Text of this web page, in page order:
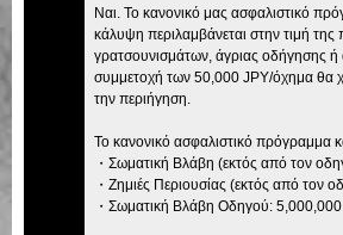
Ναι. Το κανονικό μας ασφαλιστικό
κάλυψη περιλαμβάνεται στην τιμή της
γρατσουνισμάτων, άγριας οδήγησης
συμμετοχή των 50,000 JPY/όχημα θα
την περιήγηση.
Το κανονικό ασφαλιστικό πρόγραμμα
・Σωματική Βλάβη (εκτός από τον
・Ζημιές Περιουσίας (εκτός από τον
・Σωματική Βλάβη Οδηγού: